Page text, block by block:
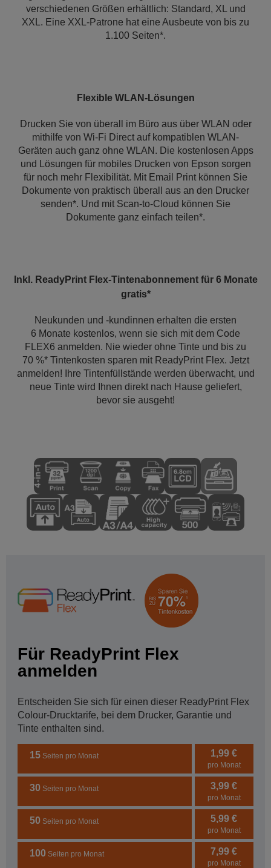
verschiedenen Größen erhältlich: Standard, XL und
XXL. Eine XXL-Patrone hat eine Ausbeute von bis zu
1.100 Seiten*.
Flexible WLAN-Lösungen
Drucken Sie von überall im Büro aus über WLAN oder
mithilfe von Wi-Fi Direct auf kompatiblen WLAN-
Geräten auch ganz ohne WLAN. Die kostenlosen Apps
und Lösungen für mobiles Drucken von Epson sorgen
für noch mehr Flexibilität. Mit Email Print können Sie
Dokumente von praktisch überall aus an den Drucker
senden*. Und mit Scan-to-Cloud können Sie
Dokumente ganz einfach teilen*.
Inkl. ReadyPrint Flex-Tintenabonnement für 6 Monate
gratis*
Neukunden und -kundinnen erhalten die ersten
6 Monate kostenlos, wenn sie sich mit dem Code
FLEX6 anmelden. Nie wieder ohne Tinte und bis zu
70 %* Tintenkosten sparen mit ReadyPrint Flex. Jetzt
anmelden! Ihre Tintenfüllstände werden überwacht, und
neue Tinte wird Ihnen direkt nach Hause geliefert,
bevor sie ausgeht!
Für ReadyPrint Flex
anmelden
Entscheiden Sie sich für einen dieser ReadyPrint Flex
Colour-Drucktarife, bei dem Drucker, Garantie und
Tinte enthalten sind.
15 Seiten pro Monat 1,99 €
pro Monat
30 Seiten pro Monat 3,99 €
pro Monat
50 Seiten pro Monat 5,99 €
pro Monat
100 Seiten pro Monat 7,99 €
pro Monat